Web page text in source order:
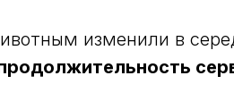
изменили в